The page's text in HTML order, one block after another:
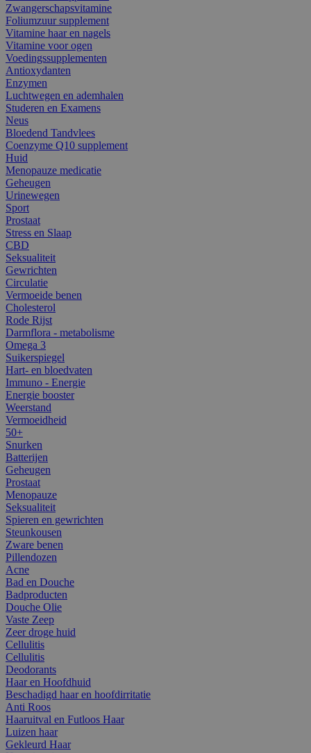
Zwangerschapsvitamine
Foliumzuur supplement
Vitamine haar en nagels
Vitamine voor ogen
Voedingssupplementen
Antioxydanten
Enzymen
Luchtwegen en ademhalen
Studeren en Examens
Neus
Bloedend Tandvlees
Coenzyme Q10 supplement
Huid
Menopauze medicatie
Geheugen
Urinewegen
Sport
Prostaat
Stress en Slaap
CBD
Seksualiteit
Gewrichten
Circulatie
Vermoeide benen
Cholesterol
Rode Rijst
Darmflora - metabolisme
Omega 3
Suikerspiegel
Hart- en bloedvaten
Immuno - Energie
Energie booster
Weerstand
Vermoeidheid
50+
Snurken
Batterijen
Geheugen
Prostaat
Menopauze
Seksualiteit
Spieren en gewrichten
Steunkousen
Zware benen
Pillendozen
Acne
Bad en Douche
Badproducten
Douche Olie
Vaste Zeep
Zeer droge huid
Cellulitis
Cellulitis
Deodorants
Haar en Hoofdhuid
Beschadigd haar en hoofdirritatie
Anti Roos
Haaruitval en Futloos Haar
Luizen haar
Gekleurd Haar